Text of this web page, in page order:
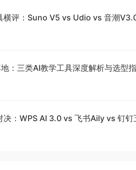
横评：Suno V5 vs Udio vs 音潮
：三类AI教学工具深度解析与选型
决：WPS AI 3.0 vs 飞书Aily vs 钉钉